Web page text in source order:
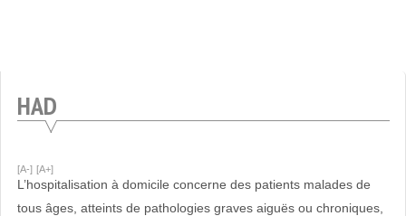
Des
Résidences
Et
EHPAD
HAD
[A-] [A+]
L’hospitalisation à domicile concerne des patients malades de
tous âges, atteints de pathologies graves aiguës ou chroniques,